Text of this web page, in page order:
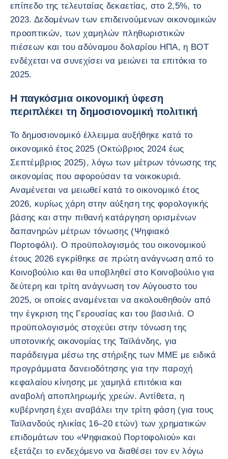
επίπεδο της τελευταίας δεκαετίας, στο 2,5%, το
2023. Δεδομένων των επιδεινούμενων οικονομικών
προοπτικών, των χαμηλών πληθωριστικών
πιέσεων και του αδύναμου δολαρίου ΗΠΑ, η BOT
ενδέχεται να συνεχίσει να μειώνει τα επιτόκια το
2025.
Η παγκόσμια οικονομική ύφεση
περιπλέκει τη δημοσιονομική πολιτική
Το δημοσιονομικό έλλειμμα αυξήθηκε κατά το
οικονομικό έτος 2025 (Οκτώβριος 2024 έως
Σεπτέμβριος 2025), λόγω των μέτρων τόνωσης της
οικονομίας που αφορούσαν τα νοικοκυριά.
Αναμένεται να μειωθεί κατά το οικονομικό έτος
2026, κυρίως χάρη στην αύξηση της φορολογικής
βάσης και στην πιθανή κατάργηση ορισμένων
δαπανηρών μέτρων τόνωσης (Ψηφιακό
Πορτοφόλι). Ο προϋπολογισμός του οικονομικού
έτους 2026 εγκρίθηκε σε πρώτη ανάγνωση από το
Κοινοβούλιο και θα υποβληθεί στο Κοινοβούλιο για
δεύτερη και τρίτη ανάγνωση τον Αύγουστο του
2025, οι οποίες αναμένεται να ακολουθηθούν από
την έγκριση της Γερουσίας και του βασιλιά. Ο
προϋπολογισμός στοχεύει στην τόνωση της
υποτονικής οικονομίας της Ταϊλάνδης, για
παράδειγμα μέσω της στήριξης των ΜΜΕ με ειδικά
προγράμματα δανειοδότησης για την παροχή
κεφαλαίου κίνησης με χαμηλά επιτόκια και
αναβολή αποπληρωμής χρεών. Αντίθετα, η
κυβέρνηση έχει αναβάλει την τρίτη φάση (για τους
Ταϊλανδούς ηλικίας 16–20 ετών) των χρηματικών
επιδομάτων του «Ψηφιακού Πορτοφολιού» και
εξετάζει το ενδεχόμενο να διαθέσει τον εν λόγω